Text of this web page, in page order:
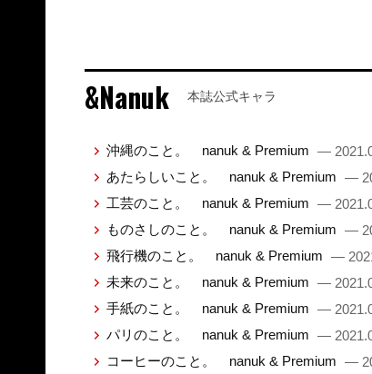
&Nanuk 本誌公式キャラ
沖縄のこと。 nanuk & Premium —
あたらしいこと。 nanuk & Premium —
工芸のこと。 nanuk & Premium —
ものさしのこと。 nanuk & Premium —
飛行機のこと。 nanuk & Premium —
未来のこと。 nanuk & Premium —
手紙のこと。 nanuk & Premium —
パリのこと。 nanuk & Premium —
コーヒーのこと。 nanuk & Premium —